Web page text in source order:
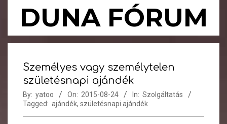
DUNA FÓRUM
Primary
MenuSzemélyes vagy személytelen
születésnapi ajándék
By: yatoo On: 2015-08-24 In: Szolgáltatás
Tagged: ajándék, születésnapi ajándék